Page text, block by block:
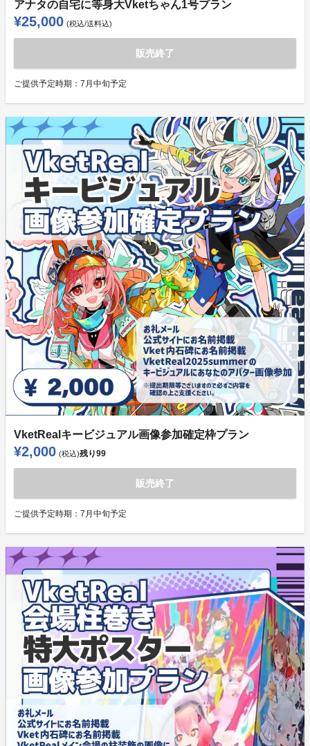
アナタの自宅に等身大Vketちゃん1号プラン
¥25,000 (税込/送料込)
販売終了
ご提供予定時期： 7月中旬予定
VketRealキービジュアル画像参加確定枠プラン
¥2,000 (税込)残り99
販売終了
ご提供予定時期： 7月中旬予定